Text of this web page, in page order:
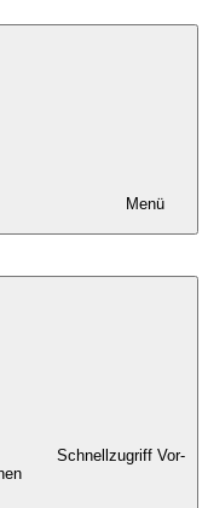
Menü
Schnellzugriff Vor-